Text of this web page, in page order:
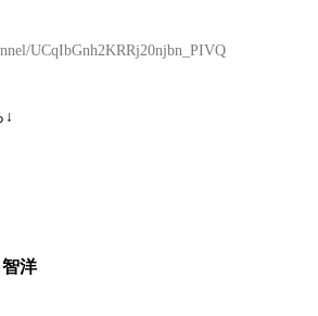
UCqIbGnh2KRRj20njbn_PIVQ
↓
洋